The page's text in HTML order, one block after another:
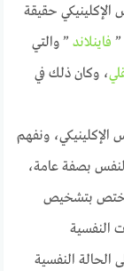
الإكلينيكي حقيقة
فاينلاند ” والتي
، وكان ذلك في
ونفهم
بصفة عامة،
بتشخيص
النفسية
الحالة النفسية